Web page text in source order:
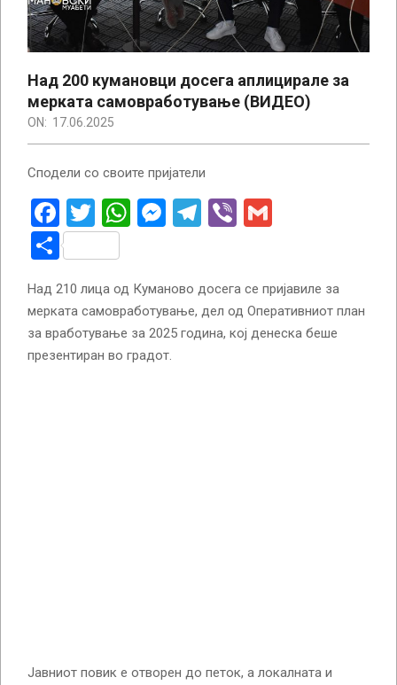
Над 200 кумановци досега аплицирале за
мерката самовработување (ВИДЕО)
ON: 17.06.2025
Сподели со своите пријатели
Facebook
Twitter
WhatsApp
Messenger
Telegram
Viber
Share
Над 210 лица од Куманово досега се пријавиле за
мерката самовработување, дел од Оперативниот план
за вработување за 2025 година, кој денеска беше
презентиран во градот.
Јавниот повик е отворен до петок, а локалната и